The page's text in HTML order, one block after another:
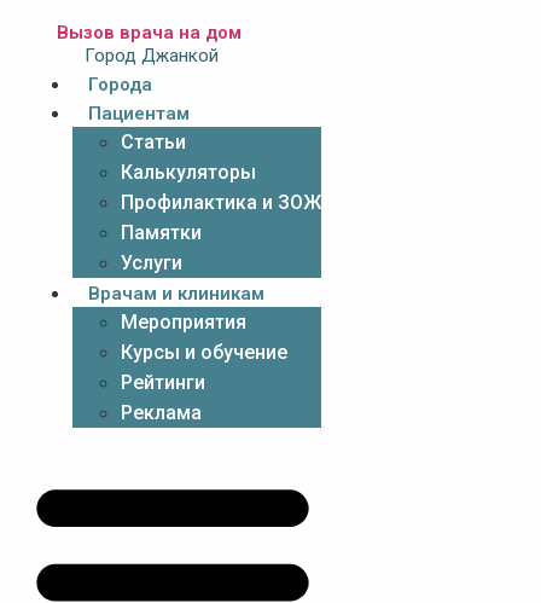
Вызов врача на дом
Город Джанкой
Города
Пациентам
Статьи
Калькуляторы
Профилактика и ЗОЖ
Памятки
Услуги
Врачам и клиникам
Мероприятия
Курсы и обучение
Рейтинги
Реклама